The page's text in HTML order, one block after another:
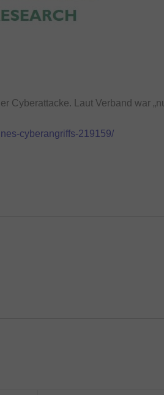
Cyberattacke. Laut Verband war
cyberangriffs-219159/